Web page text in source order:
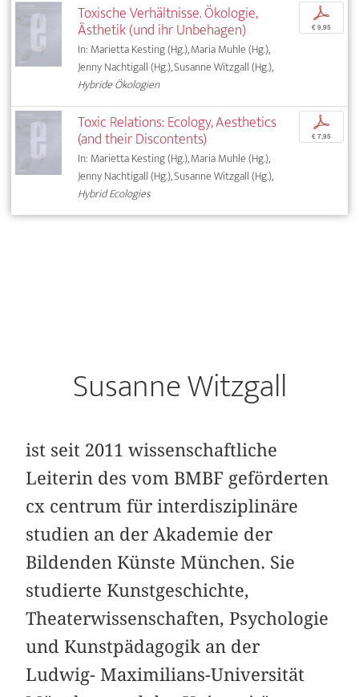
Toxische Verhältnisse. Ökologie,
Ästhetik (und ihr Unbehagen)
In: Marietta Kesting (Hg.), Maria Muhle (Hg.),
Jenny Nachtigall (Hg.), Susanne Witzgall (Hg.),
Hybride Ökologien
p
€ 9,95
Toxic Relations: Ecology, Aesthetics
(and their Discontents)
In: Marietta Kesting (Hg.), Maria Muhle (Hg.),
Jenny Nachtigall (Hg.), Susanne Witzgall (Hg.),
Hybrid Ecologies
p
€ 7,95
Susanne Witzgall
ist seit 2011 wissenschaftliche
Leiterin des vom BMBF geförderten
cx centrum für interdisziplinäre
studien an der Akademie der
Bildenden Künste München. Sie
studierte Kunstgeschichte,
Theaterwissenschaften, Psychologie
und Kunstpädagogik an der
Ludwig- Maximilians-Universität